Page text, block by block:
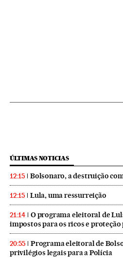
ÚLTIMAS NOTICIAS
12:15 Bolsonaro, a destruição
12:15 Lula, uma ressurreição
21:14
O programa eleitoral de
impostos para os ricos e
20:55
Programa eleitoral de
privilégios legais para a Polícia